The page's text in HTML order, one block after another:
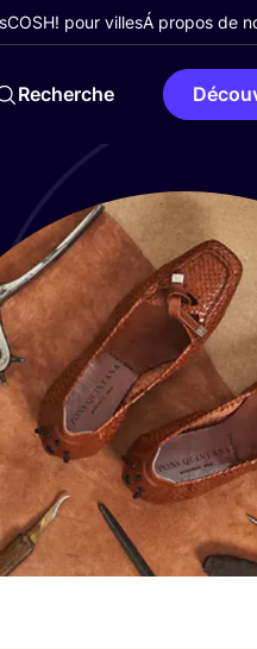
COSH! pour villesÁ propos de
Recherche